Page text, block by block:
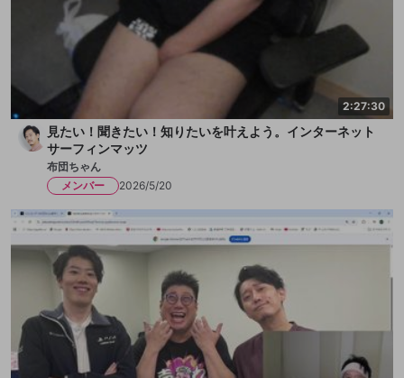
2:27:30
見たい！聞きたい！知りたいを叶えよう。インターネット
サーフィンマッツ
布団ちゃん
メンバー
2026/5/20